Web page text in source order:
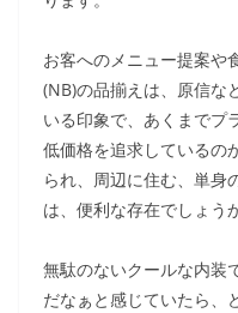
お客へのメニュー提案や
(NB)の品揃えは、原信な
いる印象で、あくまでプ
低価格を追求しているの
られ、周辺に住む、単身
は、便利な存在でしょうか
無駄のないクールな内装
だなぁと感じていたら、